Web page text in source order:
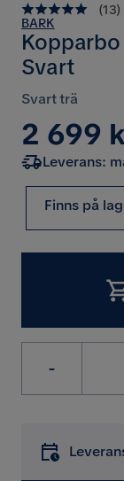
(13)
BARK
Svart
Svart trä
Pris
2 699
Leverans:
Finns på
-